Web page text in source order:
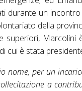
durante un
della
superiori, Marcolini
di cui è stata
nome, per un
a